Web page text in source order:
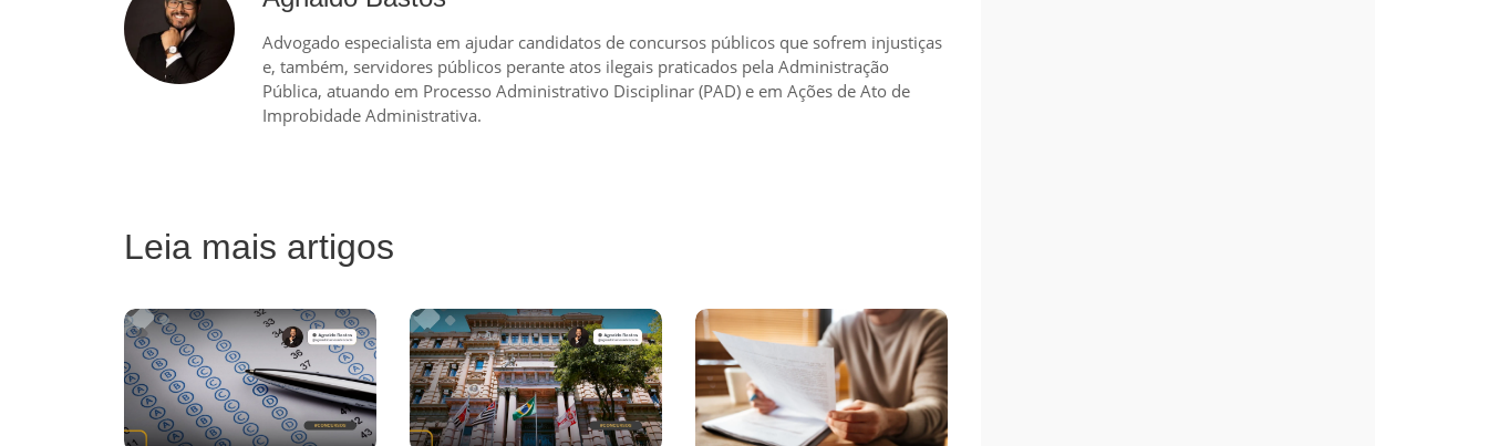
Advogado especialista em ajudar candidatos de concursos públicos que sofrem injustiças
e, também, servidores públicos perante atos ilegais praticados pela Administração
Pública, atuando em Processo Administrativo Disciplinar (PAD) e em Ações de Ato de
Improbidade Administrativa.
Leia mais artigos